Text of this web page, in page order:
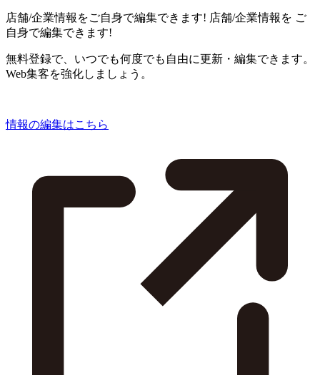
店舗/企業情報をご自身で編集できます! 店舗/企業情報を ご
自身で編集できます!
無料登録で、いつでも何度でも自由に更新・編集できます。
Web集客を強化しましょう。
情報の編集はこちら